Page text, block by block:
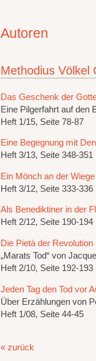
Autoren
Methodius Völkel
Das Geschenk der
Eine Pilgerfahrt auf den
Heft 1/15, Seite 78-87
Eine Begegnung mit
Heft 3/13, Seite 348-351
Ein Mönch an der
Heft 3/12, Seite 333-336
Als Benediktiner in der
Heft 2/12, Seite 190-194
Die Pietà der Revolution
„Marats Tod“ von
Heft 2/10, Seite 192-193
Jeden Tag den Tod vor
Über Erzählungen von
Heft 1/08, Seite 44-45
« zurück